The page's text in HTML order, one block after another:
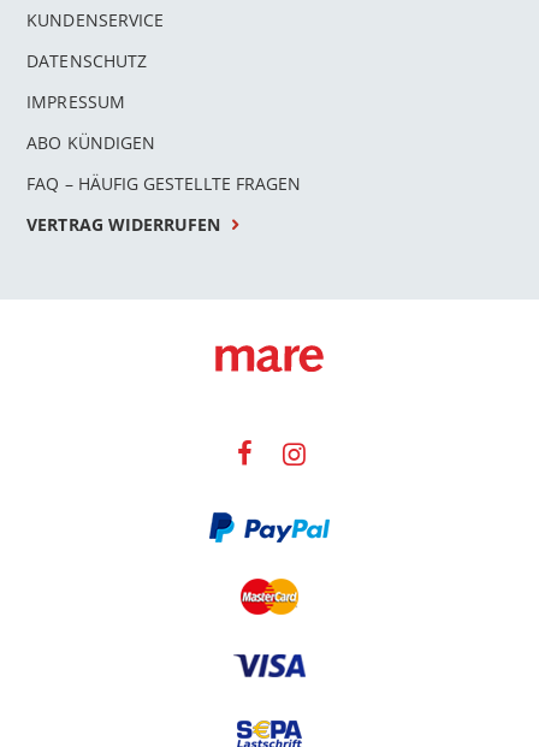
KUNDENSERVICE
DATENSCHUTZ
IMPRESSUM
ABO KÜNDIGEN
FAQ – HÄUFIG GESTELLTE FRAGEN
VERTRAG WIDERRUFEN